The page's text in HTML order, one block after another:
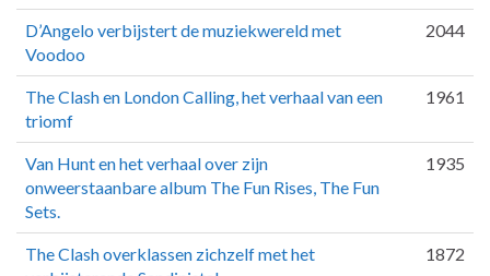
D’Angelo verbijstert de muziekwereld met
Voodoo
2044
The Clash en London Calling, het verhaal van een
triomf
1961
Van Hunt en het verhaal over zijn
onweerstaanbare album The Fun Rises, The Fun
Sets.
1935
The Clash overklassen zichzelf met het
1872